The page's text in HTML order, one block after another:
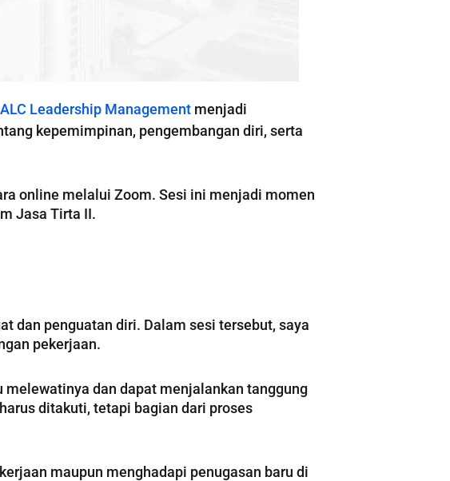
ALC Leadership Management menjadi
kepemimpinan, pengembangan diri, serta
online melalui Zoom. Sesi ini menjadi momen
Jasa Tirta II.
dan penguatan diri. Dalam sesi tersebut, saya
pekerjaan.
dan dapat menjalankan tanggung
ditakuti, tetapi bagian dari proses
maupun menghadapi penugasan baru di